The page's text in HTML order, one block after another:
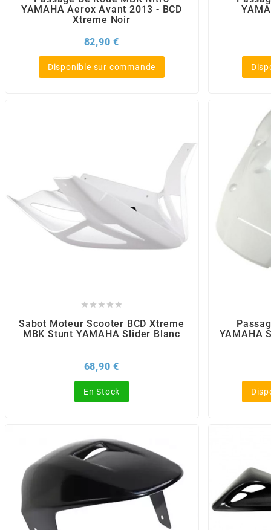
AXWIN
BARIKIT
BCD
BETA MOTOS
BETA RACING
BIDALOT
BIXESS
BOUCHET ENGINEERING
YAMAHA Aerox Avant 2013 - BCD
Xtreme Noir
82,90 €
Disponible sur commande
    
Sabot Moteur Scooter BCD Xtreme
MBK Stunt YAMAHA Slider Blanc
68,90 €
En Stock
YAMAHA